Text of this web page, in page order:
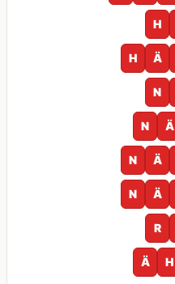
H
H Ä
N
N Ä
N Ä
N Ä
R
Ä H